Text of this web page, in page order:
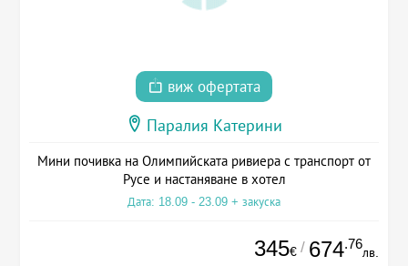
виж офертата
Паралия Катерини
Мини почивка на Олимпийската ривиера с транспорт от
Русе и настаняване в хотел
Дата: 18.09 - 23.09 + закуска
345€ / 674.76
лв.